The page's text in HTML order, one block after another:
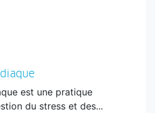
est une pratique
du stress et des...